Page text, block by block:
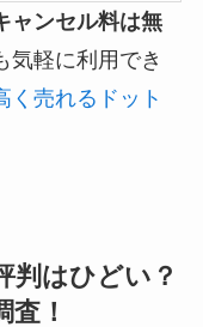
ャンセル料は無
気軽に利用でき
く売れるドット
判はひどい？
！